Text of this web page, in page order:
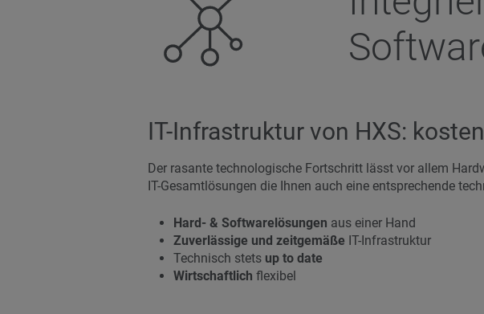
IT-Infrastruktur von HXS:
Der rasante technologische Fortschritt lässt vor allem
IT-Gesamtlösungen die Ihnen auch eine entsprechende
Hard- & Softwarelösungen aus einer Hand
Zuverlässige und zeitgemäße IT-Infrastruktur
Technisch stets up to date
Wirtschaftlich flexibel